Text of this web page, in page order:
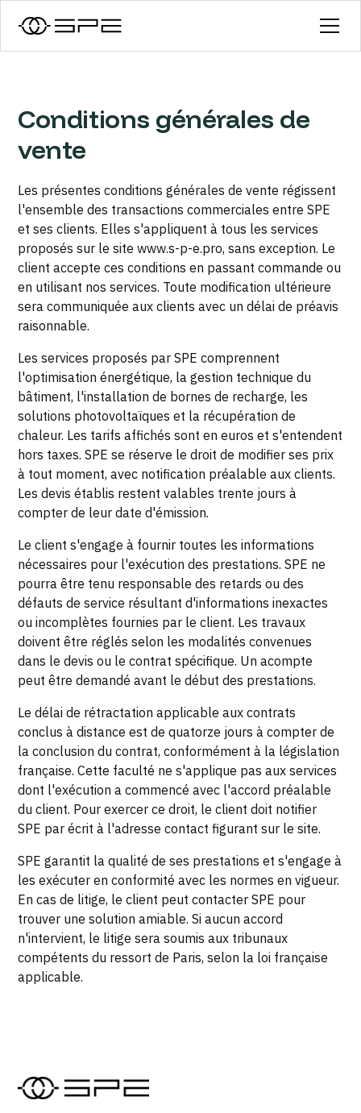
Conditions générales de
vente
Les présentes conditions générales de vente régissent
l'ensemble des transactions commerciales entre SPE
et ses clients. Elles s'appliquent à tous les services
proposés sur le site www.s-p-e.pro, sans exception. Le
client accepte ces conditions en passant commande ou
en utilisant nos services. Toute modification ultérieure
sera communiquée aux clients avec un délai de préavis
raisonnable.
Les services proposés par SPE comprennent
l'optimisation énergétique, la gestion technique du
bâtiment, l'installation de bornes de recharge, les
solutions photovoltaïques et la récupération de
chaleur. Les tarifs affichés sont en euros et s'entendent
hors taxes. SPE se réserve le droit de modifier ses prix
à tout moment, avec notification préalable aux clients.
Les devis établis restent valables trente jours à
compter de leur date d'émission.
Le client s'engage à fournir toutes les informations
nécessaires pour l'exécution des prestations. SPE ne
pourra être tenu responsable des retards ou des
défauts de service résultant d'informations inexactes
ou incomplètes fournies par le client. Les travaux
doivent être réglés selon les modalités convenues
dans le devis ou le contrat spécifique. Un acompte
peut être demandé avant le début des prestations.
Le délai de rétractation applicable aux contrats
conclus à distance est de quatorze jours à compter de
la conclusion du contrat, conformément à la législation
française. Cette faculté ne s'applique pas aux services
dont l'exécution a commencé avec l'accord préalable
du client. Pour exercer ce droit, le client doit notifier
SPE par écrit à l'adresse contact figurant sur le site.
SPE garantit la qualité de ses prestations et s'engage à
les exécuter en conformité avec les normes en vigueur.
En cas de litige, le client peut contacter SPE pour
trouver une solution amiable. Si aucun accord
n'intervient, le litige sera soumis aux tribunaux
compétents du ressort de Paris, selon la loi française
applicable.